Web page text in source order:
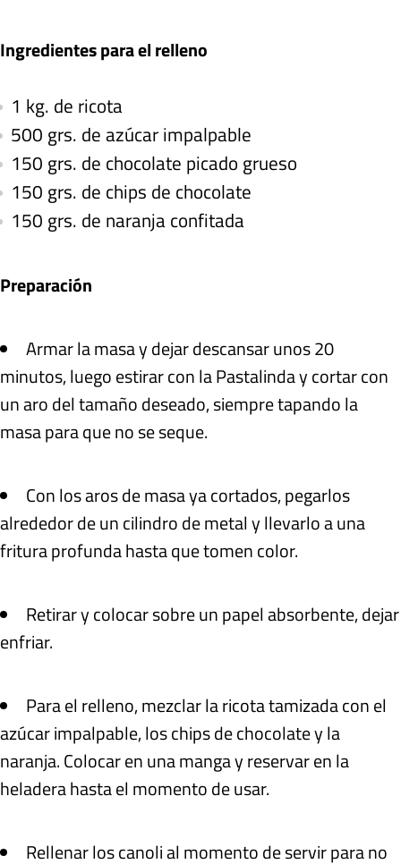
Ingredientes para el relleno
1 kg. de ricota
500 grs. de azúcar impalpable
150 grs. de chocolate picado grueso
150 grs. de chips de chocolate
150 grs. de naranja confitada
Preparación
Armar la masa y dejar descansar unos 20
minutos, luego estirar con la Pastalinda y cortar con
un aro del tamaño deseado, siempre tapando la
masa para que no se seque.
Con los aros de masa ya cortados, pegarlos
alrededor de un cilindro de metal y llevarlo a una
fritura profunda hasta que tomen color.
Retirar y colocar sobre un papel absorbente, dejar
enfriar.
Para el relleno, mezclar la ricota tamizada con el
azúcar impalpable, los chips de chocolate y la
naranja. Colocar en una manga y reservar en la
heladera hasta el momento de usar.
Rellenar los canoli al momento de servir para no